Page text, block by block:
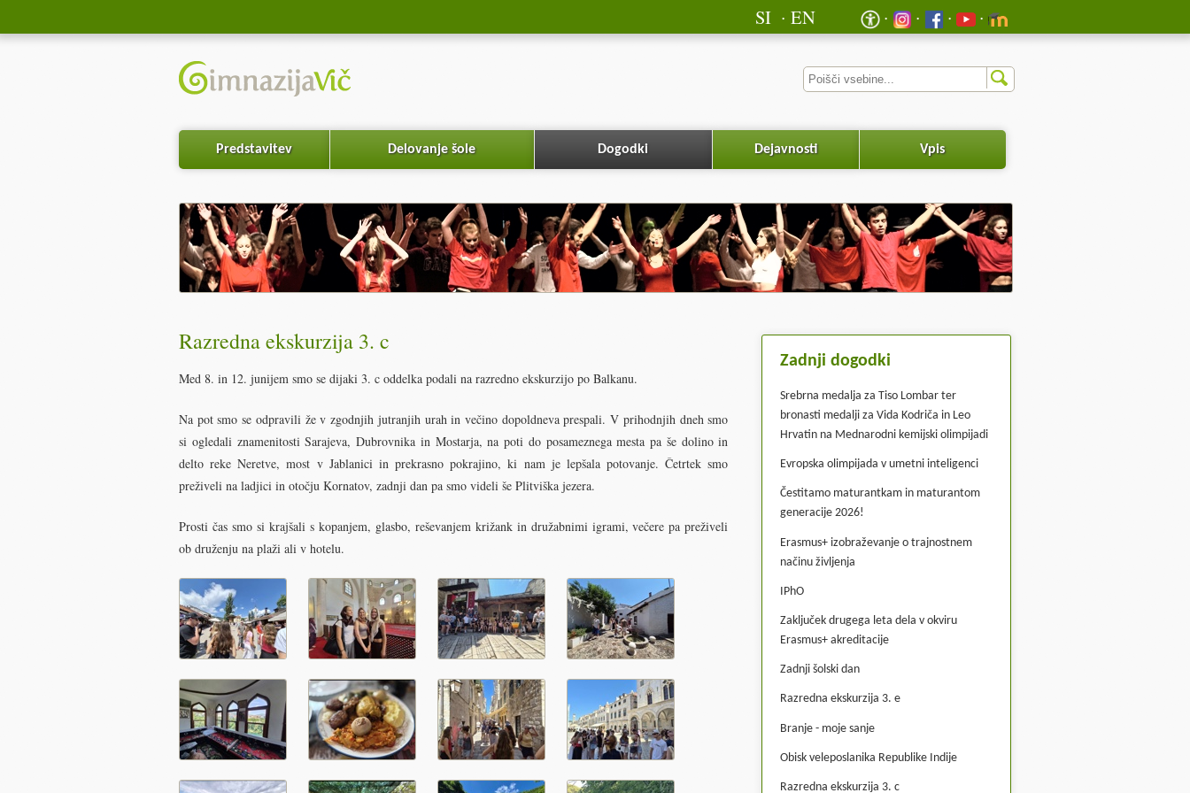
EN
SI
Predstavitev Delovanje šole Dogodki Dejavnosti Vpis
Razredna ekskurzija 3. c
Med 8. in 12. junijem smo se dijaki 3. c oddelka podali na razredno ekskurzijo po Balkanu.
Na pot smo se odpravili že v zgodnjih jutranjih urah in večino dopoldneva prespali. V prihodnjih dneh smo
si ogledali znamenitosti Sarajeva, Dubrovnika in Mostarja, na poti do posameznega mesta pa še dolino in
delto reke Neretve, most v Jablanici in prekrasno pokrajino, ki nam je lepšala potovanje. Četrtek smo
preživeli na ladjici in otočju Kornatov, zadnji dan pa smo videli še Plitviška jezera.
Prosti čas smo si krajšali s kopanjem, glasbo, reševanjem križank in družabnimi igrami, večere pa preživeli
ob druženju na plaži ali v hotelu.
Zadnji dogodki
Srebrna medalja za Tiso Lombar ter
bronasti medalji za Vida Kodriča in Leo
Hrvatin na Mednarodni kemijski olimpijadi
Evropska olimpijada v umetni inteligenci
Čestitamo maturantkam in maturantom
generacije 2026!
Erasmus+ izobraževanje o trajnostnem
načinu življenja
IPhO
Zaključek drugega leta dela v okviru
Erasmus+ akreditacije
Zadnji šolski dan
Razredna ekskurzija 3. e
Branje - moje sanje
Obisk veleposlanika Republike Indije
Razredna ekskurzija 3. c